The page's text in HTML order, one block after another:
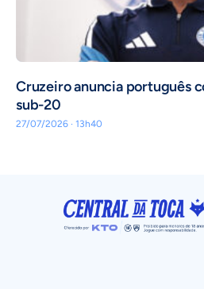
Cruzeiro anuncia português
sub-20
27/07/2026 · 13h40